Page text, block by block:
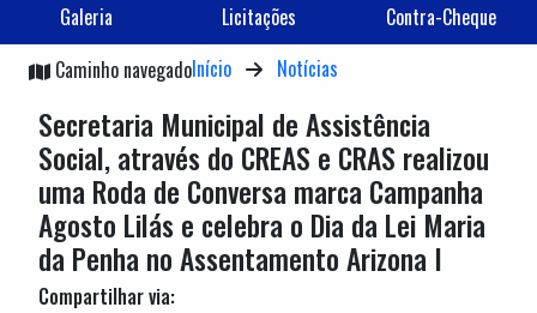
Galeria Licitações
Contra-Cheque
Caminho navegadoInício Notícias
Secretaria Municipal de Assistência
Social, através do CREAS e CRAS realizou
uma Roda de Conversa marca Campanha
Agosto Lilás e celebra o Dia da Lei Maria
da Penha no Assentamento Arizona I
Compartilhar via: